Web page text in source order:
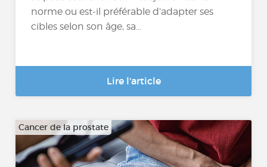
norme ou est-il préférable d’adapter ses
cibles selon son âge, sa...
Lire l'article
Cancer de la prostate